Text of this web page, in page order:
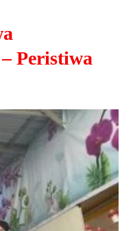
Peristiwa